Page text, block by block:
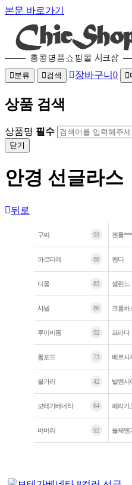
본문 바로가기
분류 검색 장바구니 0
상품 검색
상품명 필수
닫기
안경 선글라스
뒤로
구찌 93 젠틀***
까르띠에 88 펜디
디올 83 셀린느
샤넬 86 크롬하
루이비통 92 프라다
톰포드 73 베르사
불가리 42 발렌시
보테가베네타 64 페라가
버버리 92 돌체앤